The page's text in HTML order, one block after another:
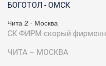
БОГОТОЛ - ОМСК
Чита 2 - Москва
СК ФИРМ скорый
ЧИТА – МОСКВА